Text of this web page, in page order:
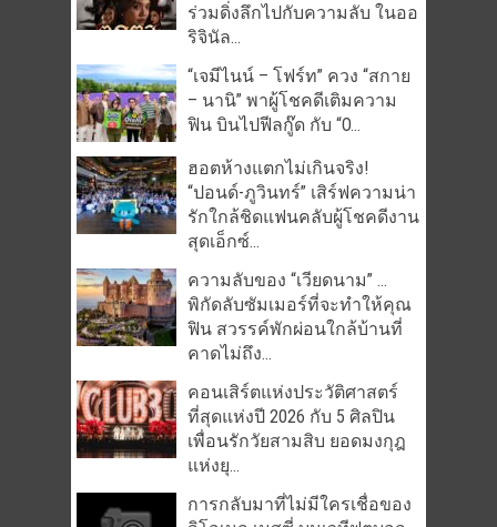
ร่วมดิ่งลึกไปกับความลับ ในออ
ริจินัล...
“เจมีไนน์ – โฟร์ท” ควง “สกาย
– นานิ” พาผู้โชคดีเติมความ
ฟิน บินไปฟีลกู๊ด กับ “O...
ฮอตห้างแตกไม่เกินจริง!
“ปอนด์-ภูวินทร์” เสิร์ฟความน่า
รักใกล้ชิดแฟนคลับผู้โชคดีงาน
สุดเอ็กซ์...
ความลับของ “เวียดนาม” …
พิกัดลับซัมเมอร์ที่จะทำให้คุณ
ฟิน สวรรค์พักผ่อนใกล้บ้านที่
คาดไม่ถึง...
คอนเสิร์ตแห่งประวัติศาสตร์
ที่สุดแห่งปี 2026 กับ 5 ศิลปิน
เพื่อนรักวัยสามสิบ ยอดมงกุฎ
แห่งยุ...
การกลับมาที่ไม่มีใครเชื่อของ